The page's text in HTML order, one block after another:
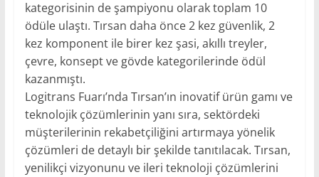
kategorisinin de şampiyonu olarak toplam 10
ödüle ulaştı. Tırsan daha önce 2 kez güvenlik, 2
kez komponent ile birer kez şasi, akıllı treyler,
çevre, konsept ve gövde kategorilerinde ödül
kazanmıştı.
Logitrans Fuarı’nda Tırsan’ın inovatif ürün gamı ve
teknolojik çözümlerinin yanı sıra, sektördeki
müşterilerinin rekabetçiliğini artırmaya yönelik
çözümleri de detaylı bir şekilde tanıtılacak. Tırsan,
yenilikçi vizyonunu ve ileri teknoloji çözümlerini